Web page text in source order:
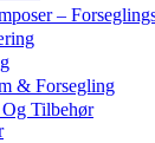
–
& Forsegling
Tilbehør